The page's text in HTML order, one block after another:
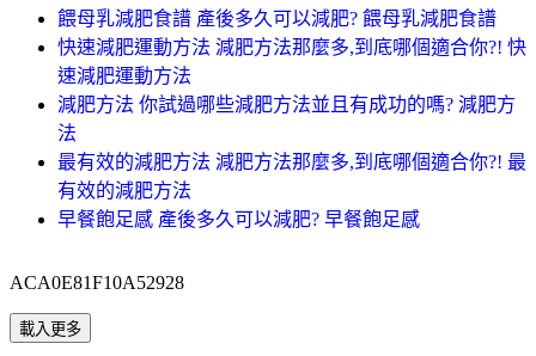
餵母乳減肥食譜 產後多久可以減肥? 餵母乳減肥食譜
快速減肥運動方法 減肥方法那麼多,到底哪個適合你?! 快
速減肥運動方法
減肥方法 你試過哪些減肥方法並且有成功的嗎? 減肥方
法
最有效的減肥方法 減肥方法那麼多,到底哪個適合你?! 最
有效的減肥方法
早餐飽足感 產後多久可以減肥? 早餐飽足感
ACA0E81F10A52928
載入更多